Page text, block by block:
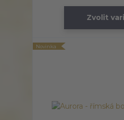
Zvolit
Novinka